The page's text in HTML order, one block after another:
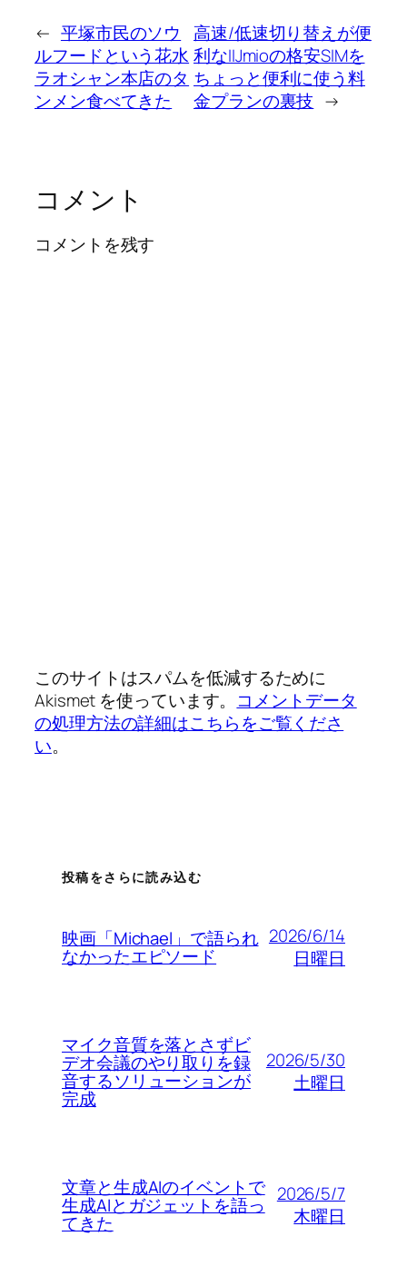
← 平塚市民のソウ
ルフードという花水
ラオシャン本店のタ
ンメン食べてきた
高速/低速切り替えが便
利なIIJmioの格安SIMを
ちょっと便利に使う料
金プランの裏技 →
コメント
コメントを残す
このサイトはスパムを低減するために
Akismet を使っています。 コメントデータ
の処理方法の詳細はこちらをご覧くださ
い。
投稿をさらに読み込む
映画「Michael」で語られ
なかったエピソード
2026/6/14
日曜日
マイク音質を落とさずビ
デオ会議のやり取りを録
音するソリューションが
完成
2026/5/30
土曜日
文章と生成AIのイベントで
生成AIとガジェットを語っ
てきた
2026/5/7
木曜日